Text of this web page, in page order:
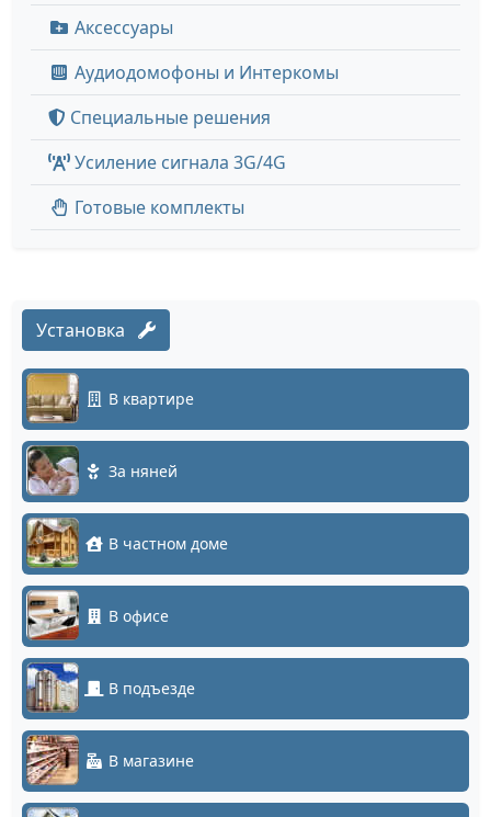
Аксессуары
Аудиодомофоны и Интеркомы
Специальные решения
Усиление сигнала 3G/4G
Готовые комплекты
Установка
В квартире
За няней
В частном доме
В офисе
В подъезде
В магазине